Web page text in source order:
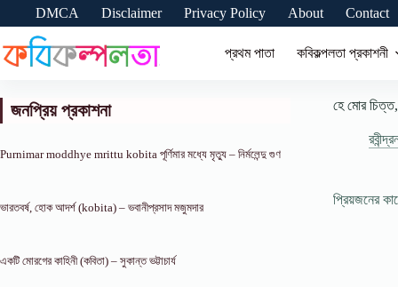
content
DMCA Disclaimer Privacy Policy About Contact
প্রথম পাতা কবিকল্পলতা প্রকাশনী
হে মোর চিত্ত,
প্রিয়জনের
জনপ্রিয় প্রকাশনা
Purnimar moddhye mrittu kobita পূর্ণিমার মধ্যে মৃত্যু – নির্মলেন্দু গুণ
ভারতবর্ষ, হোক আদর্শ (kobita) – ভবানীপ্রসাদ মজুমদার
একটি মোরগের কাহিনী (কবিতা) – সুকান্ত ভট্টাচার্য